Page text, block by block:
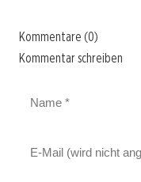
Kommentare (0)
Kommentar schreiben